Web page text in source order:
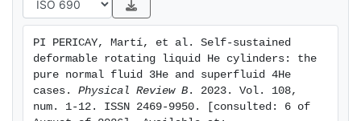
PI PERICAY, Martí, et al. Self-sustained
deformable rotating liquid He cylinders: the
pure normal fluid 3He and superfluid 4He
cases. Physical Review B . 2023. Vol. 108,
num. 1-12. ISSN 2469-9950. [consulted: 6 of